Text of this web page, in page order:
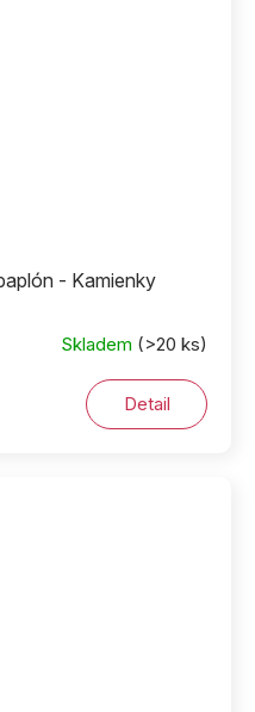
- Kamienky
Skladem (>20 ks)
Detail